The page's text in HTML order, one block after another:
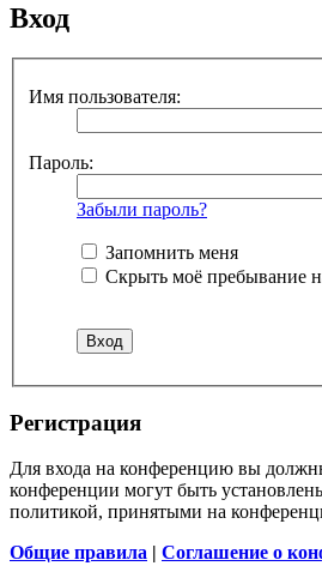
Вход
Имя пользователя:
Пароль:
Забыли пароль?
Запомнить меня
Скрыть моё пребывание
Регистрация
Для входа на конференцию вы
конференции могут быть
политикой, принятыми на
Общие правила | Соглашение о